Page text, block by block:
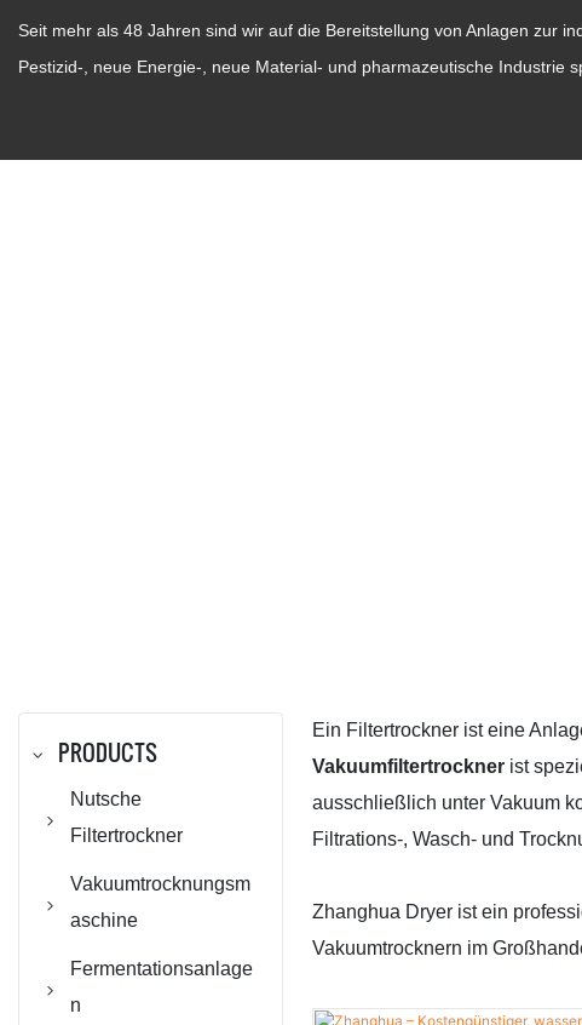
Seit mehr als 48 Jahren sind wir auf die Bereitstellung von Anlagen zur
Pestizid-, neue Energie-, neue Material- und pharmazeutische Industrie
PRODUCTS
Nutsche
Filtertrockner
Rührnutschenfilter
Rührnutschenfiltert
rockner / ANFD-
Vakuumtrocknungsm
aschine
Doppelkegel-
Fermentationsanlage
n
Ein Filtertrockner ist eine
Vakuumfiltertrockner ist
ausschließlich unter Vakuum
Filtrations-, Wasch- und
Zhanghua Dryer ist ein
Vakuumtrocknern im